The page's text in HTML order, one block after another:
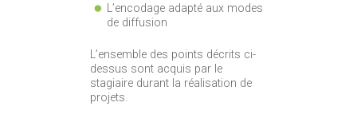
L’encodage adapté aux modes
de diffusion
L’ensemble des points décrits ci-
dessus sont acquis par le
stagiaire durant la réalisation de
projets.